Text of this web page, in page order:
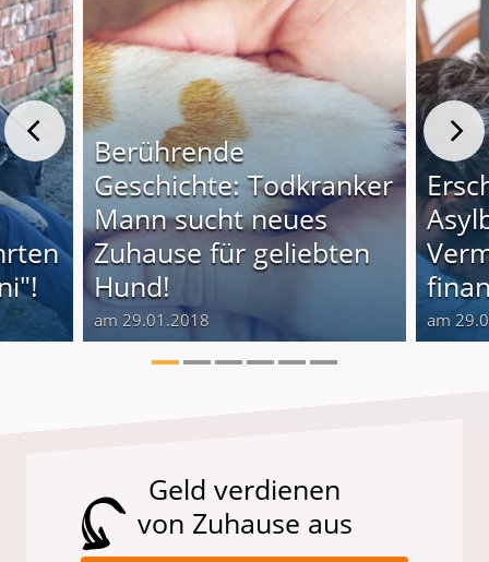
Berührende
Geschichte: Todkranker
Mann sucht neues
Zuhause für geliebten
Hund!
am 29.01.2018 am
Geld verdienen
von Zuhause aus